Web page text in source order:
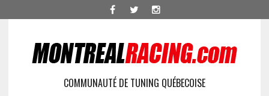
COMMUNAUTÉ DE TUNING QUÉBECOISE